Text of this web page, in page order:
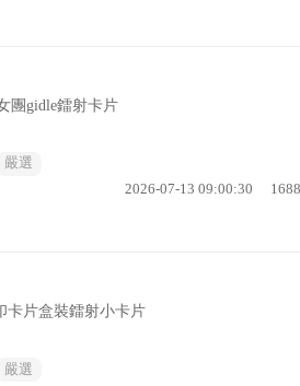
團gidle鐳射卡片
嚴選
2026-07-13 09:00:30 1688
卡片盒裝鐳射小卡片
嚴選